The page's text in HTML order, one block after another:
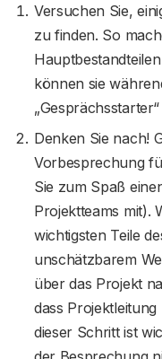
Versuchen Sie,
zu finden. So
können sie
Denken Sie nach!
Vorbesprechung
Sie zum Spaß
Projektteams mit).
wichtigsten Teile
unschätzbarem
über das Projekt
dass
dieser Schritt ist